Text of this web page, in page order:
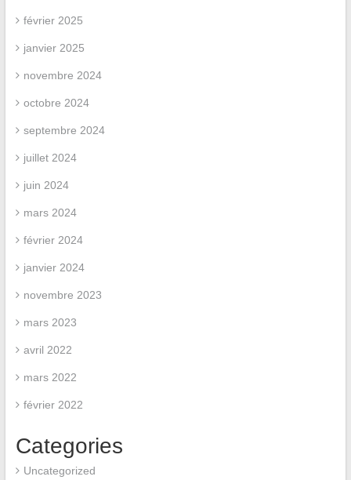
février 2025
janvier 2025
novembre 2024
octobre 2024
septembre 2024
juillet 2024
juin 2024
mars 2024
février 2024
janvier 2024
novembre 2023
mars 2023
avril 2022
mars 2022
février 2022
Categories
Uncategorized